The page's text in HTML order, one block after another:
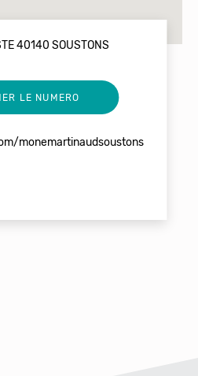
40140 SOUSTONS
LE NUMERO
monemartinaudsoustons